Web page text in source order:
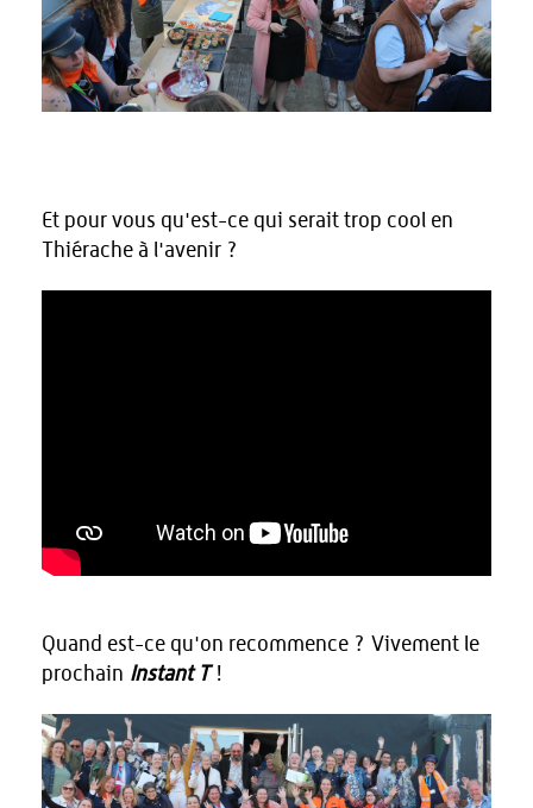
Et pour vous qu'est-ce qui serait trop cool en
Thiérache à l'avenir ?
Quand est-ce qu'on recommence ? Vivement le
prochain Instant T!